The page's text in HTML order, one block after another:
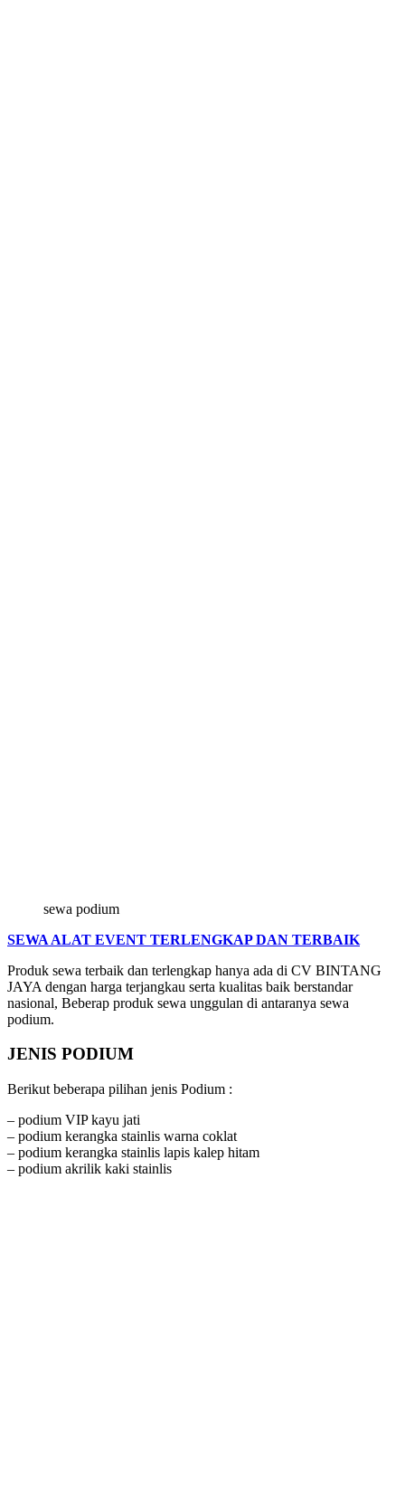
sewa podium
SEWA ALAT EVENT TERLENGKAP DAN TERBAIK
Produk sewa terbaik dan terlengkap hanya ada di CV BINTANG
JAYA dengan harga terjangkau serta kualitas baik berstandar
nasional, Beberap produk sewa unggulan di antaranya sewa
podium.
JENIS PODIUM
Berikut beberapa pilihan jenis Podium :
– podium VIP kayu jati
– podium kerangka stainlis warna coklat
– podium kerangka stainlis lapis kalep hitam
– podium akrilik kaki stainlis